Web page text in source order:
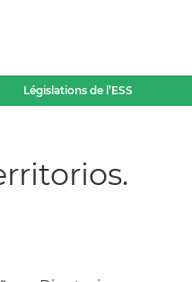
Législations de l’ESS